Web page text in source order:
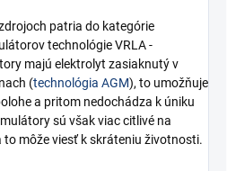
patria do kategórie
technológie VRLA -
majú elektrolyt zasiaknutý v
(technológia AGM), to umožňuje
a pritom nedochádza k úniku
sú však viac citlivé na
to môže viesť k skráteniu životnosti.